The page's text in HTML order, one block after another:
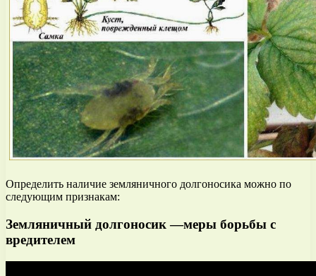
Определить наличие земляничного долгоносика можно по
следующим признакам:
Земляничный долгоносик —меры борьбы с
вредителем